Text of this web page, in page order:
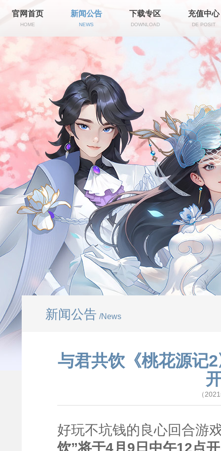
官网首页
HOME
新闻公告
NEWS
下载专区
DOWNLOAD
充值中心
DE POSIT
新闻公告 /News
与君共饮《桃花源记
（
好玩不坑钱的良心回合游
饮”将于4月9日中午12点